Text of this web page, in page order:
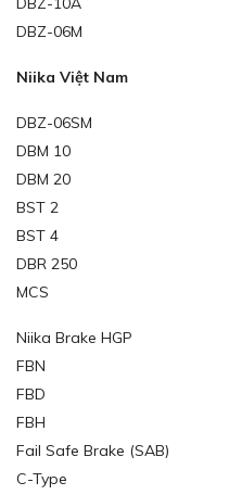
DBZ-06M
Niika Việt Nam
DBZ-06SM
DBM 10
DBM 20
BST 2
BST 4
DBR 250
MCS
Niika Brake HGP
FBN
FBD
FBH
Fail Safe Brake (SAB)
C-Type